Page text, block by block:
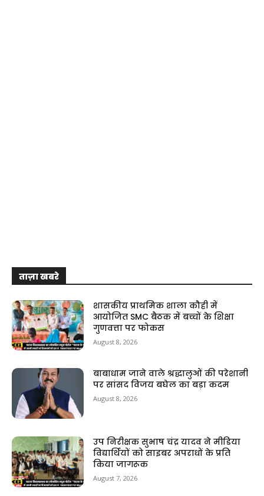
ताज़ा खबरे
शासकीय प्राथमिक शाला कौही में
आयोजित SMC बैठक में बच्चों के शिक्षा
गुणवत्ता पर फोकस
August 8, 2026
बाबाधाम जाने वाले श्रद्धालुओं की परेशानी
पर सांसद विजय बघेल का बड़ा कदम
August 8, 2026
उप निरीक्षक सुभाष चंद्र यादव ने मीडिया
विद्यार्थियों को साइबर अपराधों के प्रति
किया जागरूक
August 7, 2026